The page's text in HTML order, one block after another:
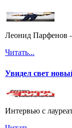
Леонид Парфенов
Читать...
Увидел свет
Интервью с